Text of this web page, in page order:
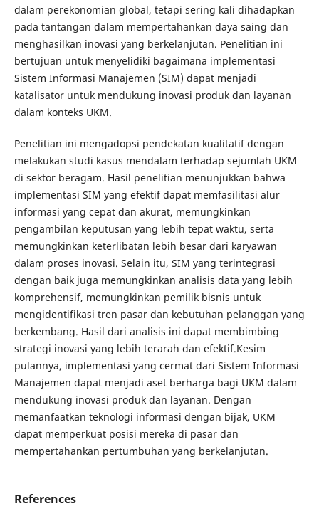
dalam perekonomian global, tetapi sering kali dihadapkan
pada tantangan dalam mempertahankan daya saing dan
menghasilkan inovasi yang berkelanjutan. Penelitian ini
bertujuan untuk menyelidiki bagaimana implementasi
Sistem Informasi Manajemen (SIM) dapat menjadi
katalisator untuk mendukung inovasi produk dan layanan
dalam konteks UKM.
Penelitian ini mengadopsi pendekatan kualitatif dengan
melakukan studi kasus mendalam terhadap sejumlah UKM
di sektor beragam. Hasil penelitian menunjukkan bahwa
implementasi SIM yang efektif dapat memfasilitasi alur
informasi yang cepat dan akurat, memungkinkan
pengambilan keputusan yang lebih tepat waktu, serta
memungkinkan keterlibatan lebih besar dari karyawan
dalam proses inovasi. Selain itu, SIM yang terintegrasi
dengan baik juga memungkinkan analisis data yang lebih
komprehensif, memungkinkan pemilik bisnis untuk
mengidentifikasi tren pasar dan kebutuhan pelanggan yang
berkembang. Hasil dari analisis ini dapat membimbing
strategi inovasi yang lebih terarah dan efektif.Kesim
pulannya, implementasi yang cermat dari Sistem Informasi
Manajemen dapat menjadi aset berharga bagi UKM dalam
mendukung inovasi produk dan layanan. Dengan
memanfaatkan teknologi informasi dengan bijak, UKM
dapat memperkuat posisi mereka di pasar dan
mempertahankan pertumbuhan yang berkelanjutan.
References